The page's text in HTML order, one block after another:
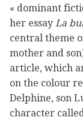
« dominant
her essay La
central theme
mother and
article, which
on the colour
Delphine, son
character